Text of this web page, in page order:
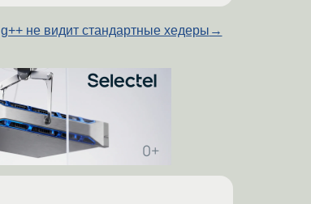
g++ не видит стандартные хедеры →